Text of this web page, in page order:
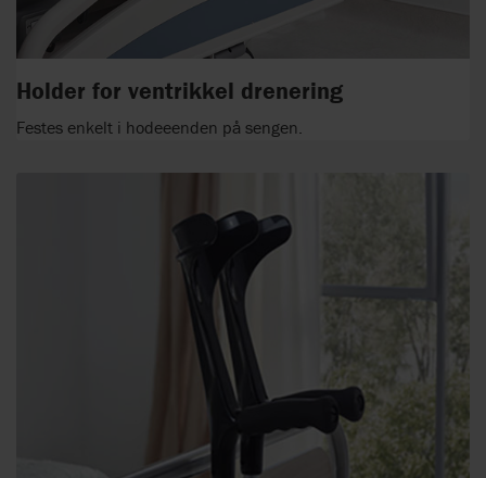
Holder for ventrikkel drenering
Festes enkelt i hodeeenden på sengen.